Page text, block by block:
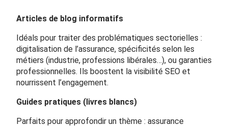
Articles de blog informatifs
Idéals pour traiter des problématiques sectorielles :
digitalisation de l’assurance, spécificités selon les
métiers (industrie, professions libérales…), ou garanties
professionnelles. Ils boostent la visibilité SEO et
nourrissent l’engagement.
Guides pratiques (livres blancs)
Parfaits pour approfondir un thème : assurance